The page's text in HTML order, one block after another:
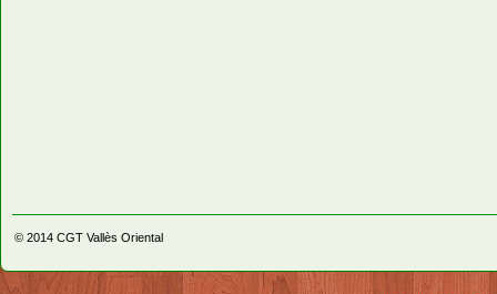
© 2014 CGT Vallès Oriental